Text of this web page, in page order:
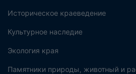
Историческое краеведение
Культурное наследие
Экология края
Памятники природы, животный и